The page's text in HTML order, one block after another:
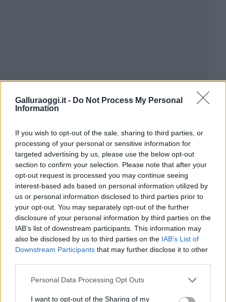
Galluraoggi.it - Do Not Process My Personal
Information
If you wish to opt-out of the sale, sharing to third parties, or
processing of your personal or sensitive information for
targeted advertising by us, please use the below opt-out
section to confirm your selection. Please note that after your
opt-out request is processed you may continue seeing
interest-based ads based on personal information utilized by
us or personal information disclosed to third parties prior to
your opt-out. You may separately opt-out of the further
disclosure of your personal information by third parties on the
IAB’s list of downstream participants. This information may
also be disclosed by us to third parties on the IAB’s List of
Downstream Participants that may further disclose it to other
Please note that this website/app uses one or more Google
not limited to your visit or usage behaviour. You may click to
Personal Data Processing Opt Outs
I want to opt-out of the Sharing of my